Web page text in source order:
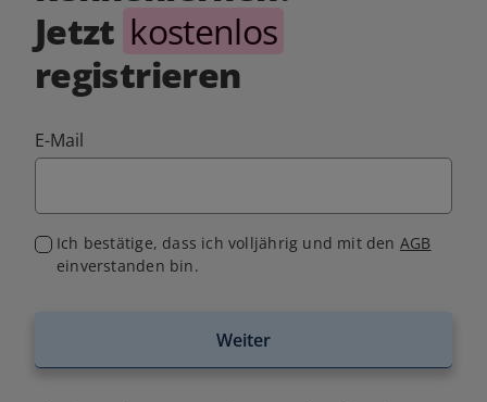
Jetzt kostenlos
registrieren
E-Mail
Ich bestätige, dass ich volljährig und mit den AGB
einverstanden bin.
Weiter